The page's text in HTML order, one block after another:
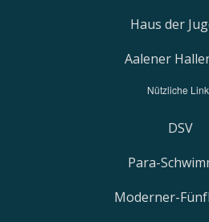
Haus der
Aalener
Nützliche
DSV
Para-
Moderner-